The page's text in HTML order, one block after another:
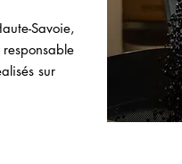
Savoie,
sur